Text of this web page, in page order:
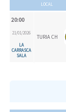
LOCAL
20:00
21/01/2026
LA
CARRASCA
SALA
TURIA CH